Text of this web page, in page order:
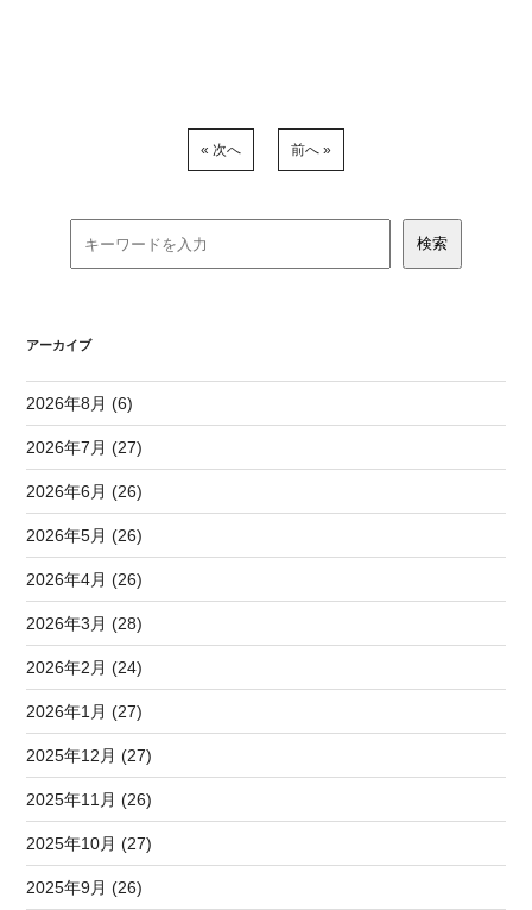
« 次へ 前へ »
アーカイブ
2026年8月 (6)
2026年7月 (27)
2026年6月 (26)
2026年5月 (26)
2026年4月 (26)
2026年3月 (28)
2026年2月 (24)
2026年1月 (27)
2025年12月 (27)
2025年11月 (26)
2025年10月 (27)
2025年9月 (26)